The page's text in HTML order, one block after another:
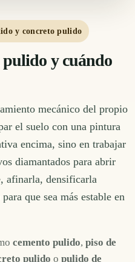
y concreto pulido
pulido y cuándo
mecánico del propio
el suelo con una pintura
encima, sino en trabajar
diamantados para abrir
afinarla, densificarla
que sea más estable en
cemento pulido, piso de
pulido o pulido de